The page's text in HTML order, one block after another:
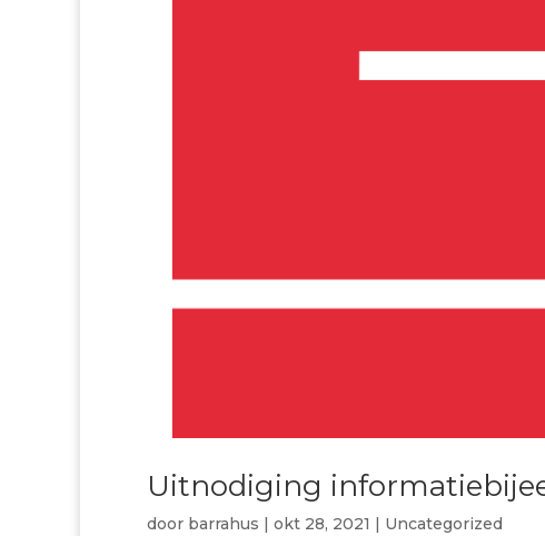
Uitnodiging
door barrahus | okt 28, 2021 | Uncategorized